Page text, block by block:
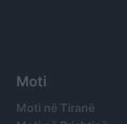
Moti
Moti në Tiranë